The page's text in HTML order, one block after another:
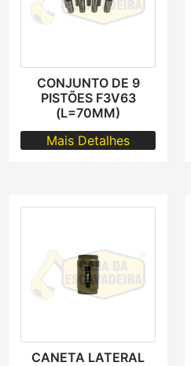
CONJUNTO DE 9
PISTÕES F3V63
(L=70MM)
Mais Detalhes
CANETA LATERAL